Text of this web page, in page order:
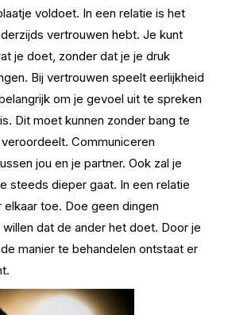
voldoet. In een relatie is het
vertrouwen hebt. Je kunt
je doet, zonder dat je je druk
Bij vertrouwen speelt eerlijkheid
om je gevoel uit te spreken
Dit moet kunnen zonder bang te
Communiceren
jou en je partner. Ook zal je
steeds dieper gaat. In een relatie
toe. Doe geen dingen
dat de ander het doet. Door je
manier te behandelen ontstaat er